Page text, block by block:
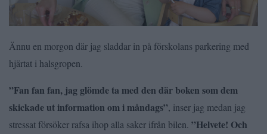
Ännu en morgon där jag sladdar in på förskolans parkering med
hjärtat i halsgropen.
”Fan fan fan, jag glömde ta med den där boken som dem
skickade ut information om i måndags”, inser jag medan jag
stressat försöker rafsa ihop alla saker ifrån bilen. ”Helvete! Och